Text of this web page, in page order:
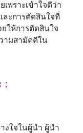
พราะเข้าใจดีว่า
ละการตัดสินใจที่
ให้การตัดสินใจ
ามสามัคคีใน
:
งใจในผู้นำ ผู้นำ